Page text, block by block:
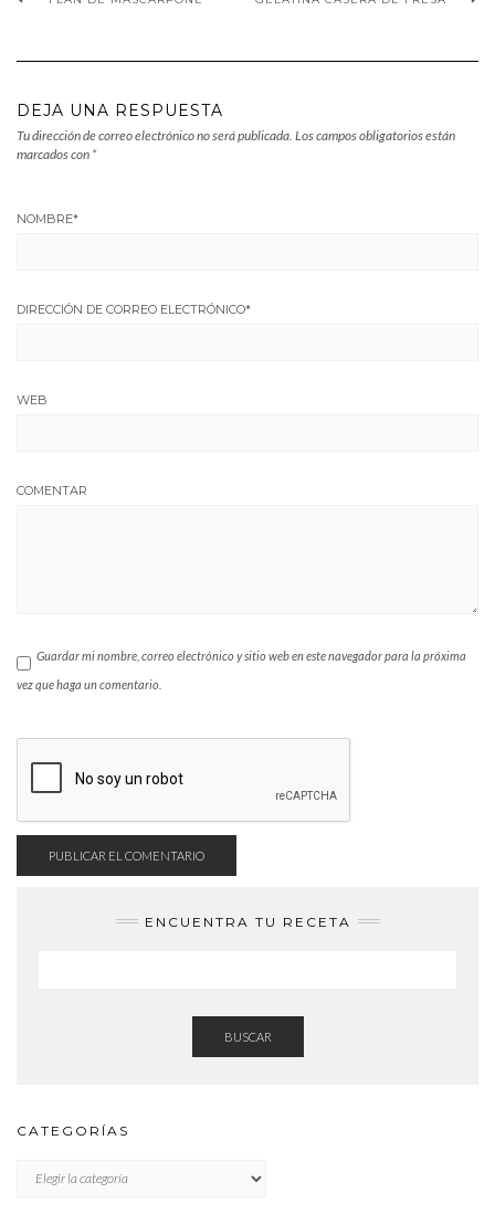
DEJA UNA RESPUESTA
Tu dirección de correo electrónico no será publicada. Los campos obligatorios están
marcados con *
NOMBRE*
DIRECCIÓN DE CORREO ELECTRÓNICO*
WEB
COMENTAR
Guardar mi nombre, correo electrónico y sitio web en este navegador para la próxima
vez que haga un comentario.
ENCUENTRA TU RECETA
BUSCAR
CATEGORÍAS